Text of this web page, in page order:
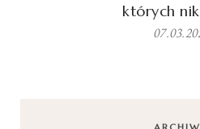
których